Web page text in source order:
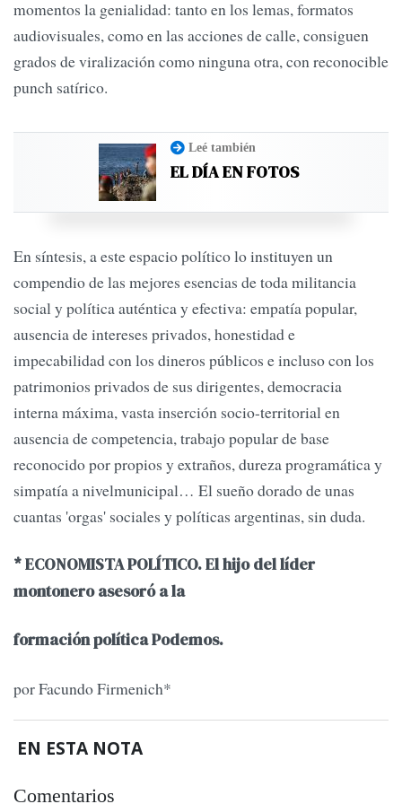
momentos la genialidad: tanto en los lemas, formatos
audiovisuales, como en las acciones de calle, consiguen
grados de viralización como ninguna otra, con reconocible
punch satírico.
Leé también
EL DÍA EN FOTOS
En síntesis, a este espacio político lo instituyen un
compendio de las mejores esencias de toda militancia
social y política auténtica y efectiva: empatía popular,
ausencia de intereses privados, honestidad e
impecabilidad con los dineros públicos e incluso con los
patrimonios privados de sus dirigentes, democracia
interna máxima, vasta inserción socio-territorial en
ausencia de competencia, trabajo popular de base
reconocido por propios y extraños, dureza programática y
simpatía a nivelmunicipal… El sueño dorado de unas
cuantas 'orgas' sociales y políticas argentinas, sin duda.
* ECONOMISTA POLÍTICO. El hijo del líder
montonero asesoró a la
formación política Podemos.
por Facundo Firmenich*
EN ESTA NOTA
Comentarios